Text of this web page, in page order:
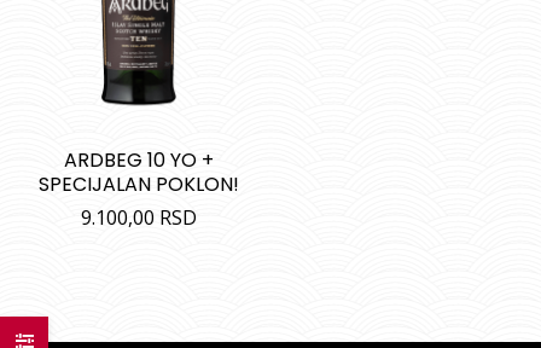
ARDBEG 10 YO +
SPECIJALAN POKLON!
9.100,00 RSD